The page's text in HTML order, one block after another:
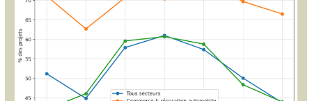
recrutement
2026
sont
en
retrait,